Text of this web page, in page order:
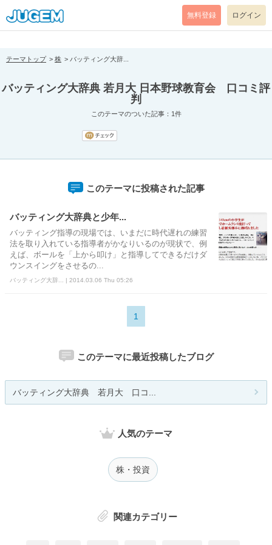
[pear_error: message="Success" code=0 mode=return level=notice
prefix="" info=""]
無料登録 ログイン
テーマトップ 株 バッティング大辞...
バッティング大辞典 若月大 日本野球教育会 口コミ評
判
このテーマのついた記事：1件
このテーマに投稿された記事
バッティング大辞典と少年...
バッティング指導の現場では、いまだに時代遅れの練習
法を取り入れている指導者がかなりいるのが現状で、例
えば、ボールを「上から叩け」と指導してできるだけダ
ウンスイングをさせるの...
バッティング大辞... | 2014.03.06 Thu 05:26
1
このテーマに最近投稿したブログ
バッティング大辞典 若月大 口コ...
人気のテーマ
株・投資
関連カテゴリー